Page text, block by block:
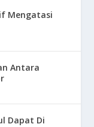
Mengatasi
Antara
Dapat Di